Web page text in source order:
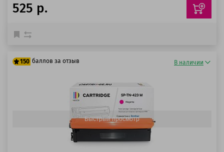
525 р.
150 баллов за отзыв В наличии
Быстрый просмотр